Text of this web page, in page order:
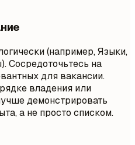
(например, Языки,
Сосредоточьтесь на
для вакансии.
владения или
демонстрировать
а не просто списком.